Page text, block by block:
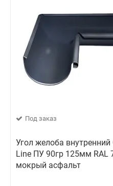
Под заказ
Угол желоба внутренний
Line ПУ 90гр 125мм RAL
мокрый асфальт